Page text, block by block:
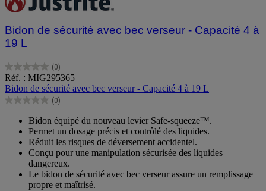
Bidon de sécurité avec bec verseur - Capacité 4 à
19 L
(0)
0.0
sur
5
étoiles.
Réf. : MIG295365
Bidon de sécurité avec bec verseur - Capacité 4 à 19 L
(0)
0.0
étoiles.
Bidon équipé du nouveau levier Safe-squeeze™.
Permet un dosage précis et contrôlé des liquides.
Réduit les risques de déversement accidentel.
Conçu pour une manipulation sécurisée des liquides
dangereux.
Le bidon de sécurité avec bec verseur assure un remplissage
propre et maîtrisé.